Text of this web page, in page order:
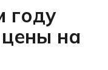
году
на